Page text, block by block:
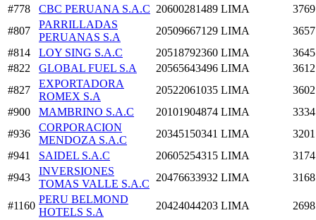
#778
CBC PERUANA S.A.C 20600281489 LIMA
#807
PARRILLADAS
PERUANAS S.A
20509667129 LIMA
#814
LOY SING S.A.C 20518792360 LIMA
#822
GLOBAL FUEL S.A 20565643496 LIMA
#827
EXPORTADORA
ROMEX S.A
20522061035 LIMA
#900
MAMBRINO S.A.C 20101904874 LIMA
#936
CORPORACION
MENDOZA S.A.C
20345150341 LIMA
#941
SAIDEL S.A.C 20605254315 LIMA
#943
INVERSIONES
TOMAS VALLE S.A.C
20476633932 LIMA
#1160
PERU BELMOND
HOTELS S.A
20424044203 LIMA